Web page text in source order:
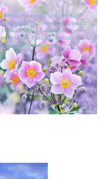
mit Naturmotiven -Midikarten mit
Motiven- Postkarten mit
Postkartensets- Kalender-Papeterie -
gesucht- Kontakt-Impressum-
Geschäftsbedingungen